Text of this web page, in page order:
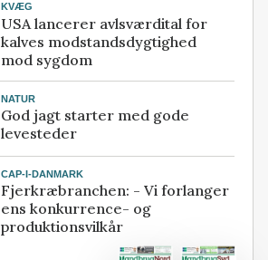
KVÆG
USA lancerer avlsværdital for
kalves modstandsdygtighed
mod sygdom
NATUR
God jagt starter med gode
levesteder
CAP-I-DANMARK
Fjerkræbranchen: - Vi forlanger
ens konkurrence- og
produktionsvilkår